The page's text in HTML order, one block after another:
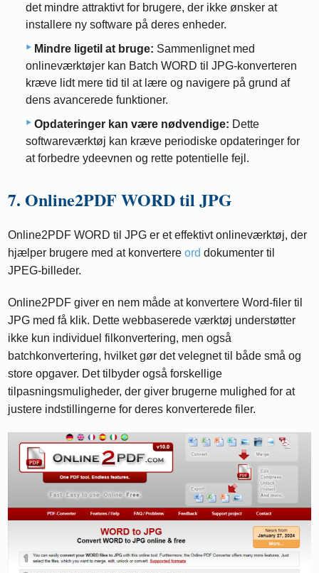
det mindre attraktivt for brugere, der ikke ønsker at
installere ny software på deres enheder.
Mindre ligetil at bruge: Sammenlignet med
onlineværktøjer kan Batch WORD til JPG-konverteren
kræve lidt mere tid til at lære og navigere på grund af
dens avancerede funktioner.
Opdateringer kan være nødvendige: Dette
softwareværktøj kan kræve periodiske opdateringer for
at forbedre ydeevnen og rette potentielle fejl.
7. Online2PDF WORD til JPG
Online2PDF WORD til JPG er et effektivt onlineværktøj, der
hjælper brugere med at konvertereord dokumenter til
JPEG-billeder.
Online2PDF giver en nem måde at konvertere Word-filer til
JPG med få klik. Dette webbaserede værktøj understøtter
ikke kun individuel filkonvertering, men også
batchkonvertering, hvilket gør det velegnet til både små og
store opgaver. Det tilbyder også forskellige
tilpasningsmuligheder, der giver brugerne mulighed for at
justere indstillingerne for deres konverterede filer.